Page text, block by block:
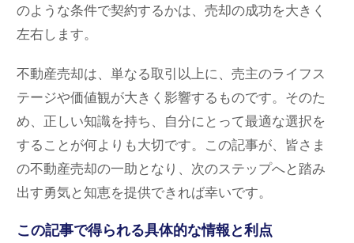
のような条件で契約するかは、売却の成功を大きく
左右します。
不動産売却は、単なる取引以上に、売主のライフス
テージや価値観が大きく影響するものです。そのた
め、正しい知識を持ち、自分にとって最適な選択を
することが何よりも大切です。この記事が、皆さま
の不動産売却の一助となり、次のステップへと踏み
出す勇気と知恵を提供できれば幸いです。
この記事で得られる具体的な情報と利点